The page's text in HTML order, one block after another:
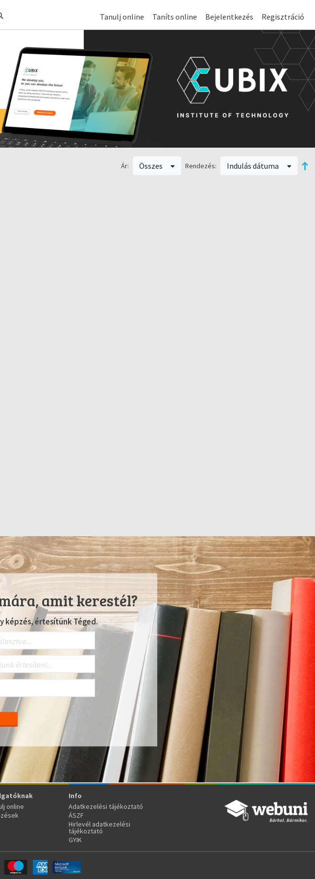
Tanulj online Taníts online Bejelentkezés Regisztráció
Ár: Összes Rendezés: Indulás dátuma
amit kerestél?
képzés, értesítünk Téged.
online
Info
Adatkezelési tájékoztató
ÁSZF
Hirlevél adatkezelési
tájékoztató
GYIK